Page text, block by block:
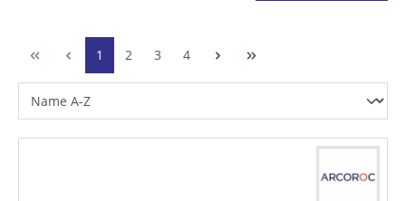
1 2 3 4